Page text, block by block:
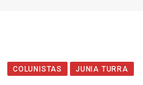
COLUNISTAS JUNIA TURRA